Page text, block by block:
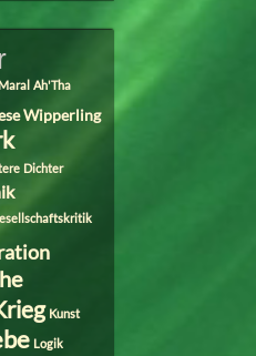
Ah'Tha
Wipperling
Dichter
Kunst
Logik